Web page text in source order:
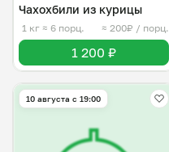
Чахохбили из курицы
1 кг ≈ 6 порц. ≈ 200₽ / порц.
1 200 ₽
10 августа с 19:00